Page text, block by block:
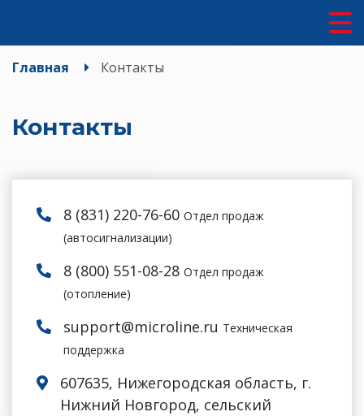
Главная Контакты
Контакты
8 (831) 220-76-60 Отдел продаж
(автосигнализации)
8 (800) 551-08-28 Отдел продаж
(отопление)
support@microline.ru Техническая
поддержка
607635, Нижегородская область, г.
Нижний Новгород, сельский